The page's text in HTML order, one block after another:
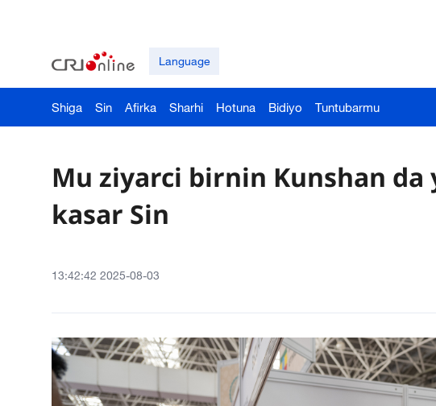
Language
Shiga Sin Afirka Sharhi Hotuna Bidiyo Tuntubarmu
Mu ziyarci birnin Kunshan da
kasar Sin
13:42:42 2025-08-03